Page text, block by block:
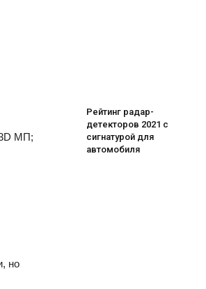
МП;
но
Рейтинг радар-
детекторов 2021 с
сигнатурой для
автомобиля